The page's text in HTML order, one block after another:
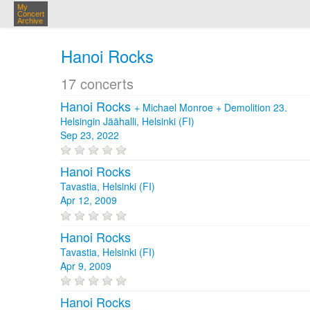
My
Concert
Archive
Hanoi Rocks
17 concerts
Hanoi Rocks + Michael Monroe + Demolition 23.
Helsingin Jäähalli, Helsinki (FI)
Sep 23, 2022
Hanoi Rocks
Tavastia, Helsinki (FI)
Apr 12, 2009
Hanoi Rocks
Tavastia, Helsinki (FI)
Apr 9, 2009
Hanoi Rocks